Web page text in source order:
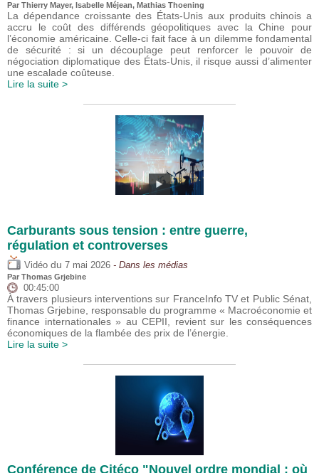
Par Thierry Mayer, Isabelle Méjean, Mathias Thoening
La dépendance croissante des États-Unis aux produits chinois a
accru le coût des différends géopolitiques avec la Chine pour
l’économie américaine. Celle-ci fait face à un dilemme fondamental
de sécurité : si un découplage peut renforcer le pouvoir de
négociation diplomatique des États-Unis, il risque aussi d’alimenter
une escalade coûteuse.
Lire la suite >
Carburants sous tension : entre guerre,
régulation et controverses
Vidéo du 7 mai 2026 - Dans les médias
Par Thomas Grjebine
00:45:00
À travers plusieurs interventions sur FranceInfo TV et Public Sénat,
Thomas Grjebine, responsable du programme « Macroéconomie et
finance internationales » au CEPII, revient sur les conséquences
économiques de la flambée des prix de l’énergie.
Lire la suite >
Conférence de Citéco "Nouvel ordre mondial : où